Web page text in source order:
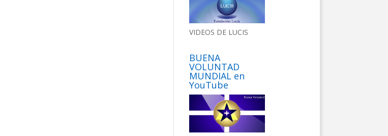
VIDEOS DE LUCIS
BUENA
VOLUNTAD
MUNDIAL en
YouTube